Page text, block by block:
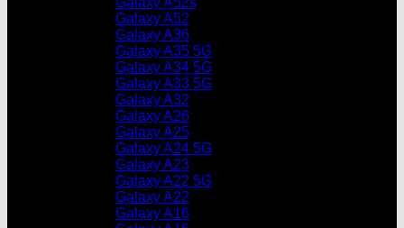
Galaxy A52
Galaxy A36
Galaxy A35 5G
Galaxy A34 5G
Galaxy A33 5G
Galaxy A32
Galaxy A26
Galaxy A25
Galaxy A24 5G
Galaxy A23
Galaxy A22 5G
Galaxy A22
Galaxy A16